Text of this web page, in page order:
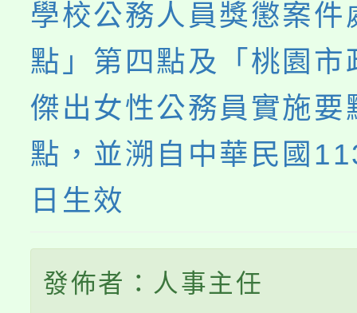
學校公務人員獎懲案件
點」第四點及「桃園市
傑出女性公務員實施要
點，並溯自中華民國
日生效
發佈者：人事主任